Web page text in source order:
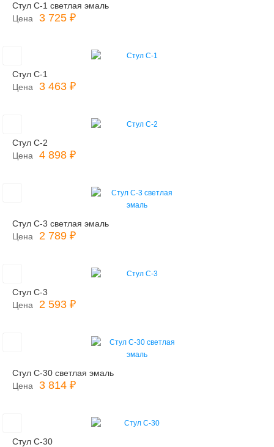
Стул С-1 светлая эмаль
Цена
3 725 ₽
Стул С-1
Цена
3 463 ₽
Стул С-2
Цена
4 898 ₽
Стул С-3 светлая эмаль
Цена
2 789 ₽
Стул С-3
Цена
2 593 ₽
Стул С-30 светлая эмаль
Цена
3 814 ₽
Стул С-30